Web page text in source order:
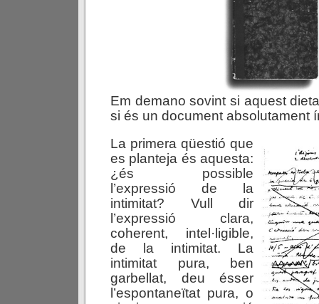
Em demano sovint si aquest
si és un document absolutament
La primera qüestió que
es planteja és aquesta:
¿és possible
l’expressió de la
intimitat? Vull dir
l’expressió clara,
coherent, intel·ligible,
de la intimitat. La
intimitat pura, ben
garbellat, deu ésser
l’espontaneïtat pura, o